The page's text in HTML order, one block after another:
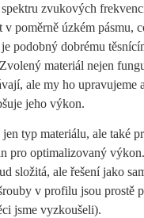
zvukových
v poměrně úzkém pásmu,
podobný dobrému
materiál nejen
ale my ho upravujeme
jeho výkon.
typ materiálu, ale také
pro optimalizovaný
složitá, ale řešení jako
v profilu jsou prostě
jsme vyzkoušeli).